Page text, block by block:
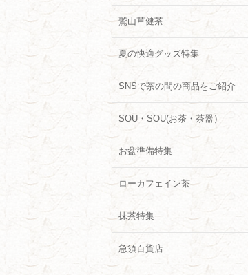
鷲山草健茶
夏の快適グッズ特集
SNSで茶の間の商品をご紹介
SOU・SOU(お茶・茶器）
お盆準備特集
ローカフェイン茶
抹茶特集
急須百貨店